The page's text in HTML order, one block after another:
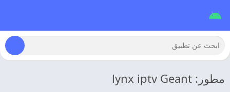
مطور: lynx iptv Geant